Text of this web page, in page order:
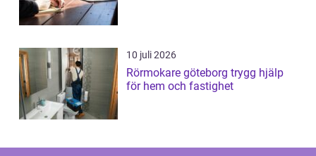
10 juli 2026
Rörmokare göteborg trygg hjälp
för hem och fastighet